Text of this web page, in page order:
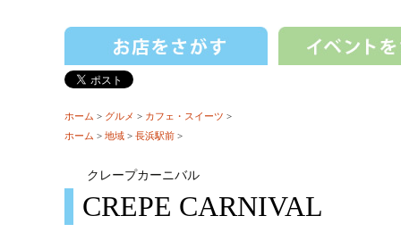
ホーム > グルメ > カフェ・スイーツ >
ホーム > 地域 > 長浜駅前 >
クレープカーニバル
CREPE CARNIVAL